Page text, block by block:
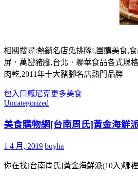
相關搜尋:熱銷名店免排隊!,團購美食,
屏．萬巒豬腳,台北．聯華食品各式規
肉乾,2011年十大豬腳名店熱門品牌
包入 口感尼克更多美食
Uncategorized
美食購物網[台南周氏]黃金海鮮
1 4 月, 2019 buyha
你在找[台南周氏]黃金海鮮派(10入)哪